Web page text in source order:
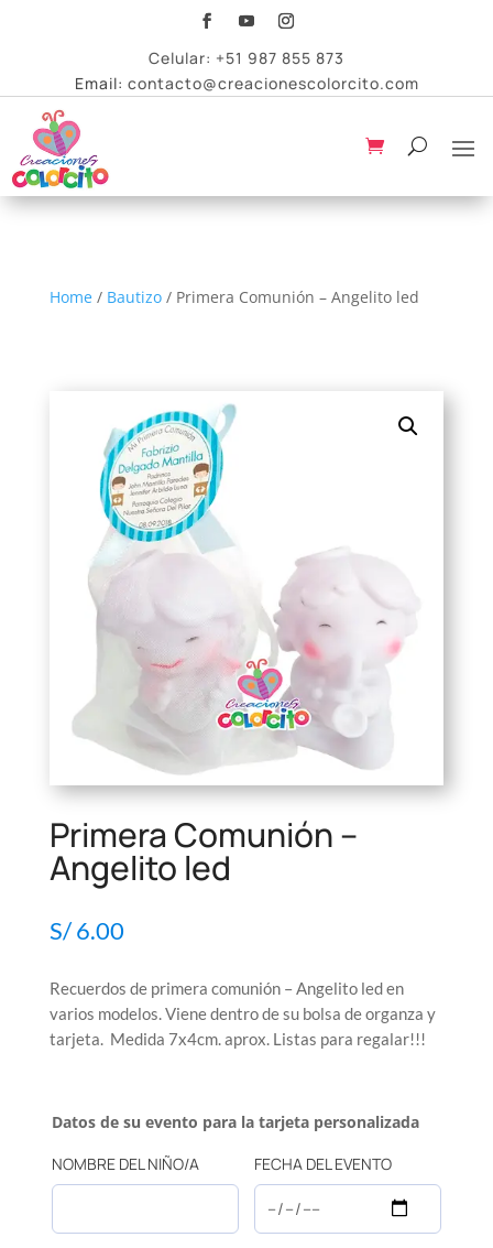
Celular: +51 987 855 873
Email: contacto@creacionescolorcito.com
Home/ Bautizo/ Primera Comunión – Angelito led
Primera Comunión –
Angelito led
S/6.00
Recuerdos de primera comunión – Angelito led en
varios modelos. Viene dentro de su bolsa de organza y
tarjeta. Medida 7x4cm. aprox. Listas para regalar!!!
Datos de su evento para la tarjeta personalizada
NOMBRE DEL NIÑO/A
FECHA DEL EVENTO